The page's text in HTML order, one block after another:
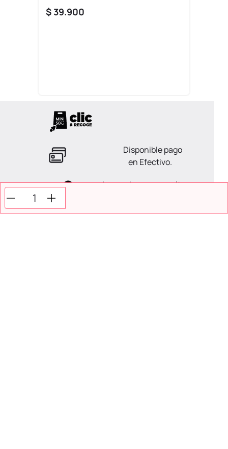
$39.900
Disponible pago
en Efectivo.
La ayuda que necesitas